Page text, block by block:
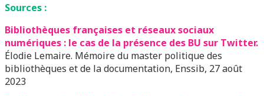
Sources :
Bibliothèques françaises et réseaux sociaux
numériques : le cas de la présence des BU sur Twitter.
Élodie Lemaire. Mémoire du master politique des
bibliothèques et de la documentation, Enssib, 27 août
2023